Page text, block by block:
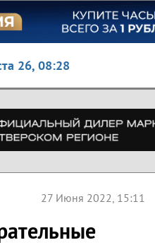
26,08:28
27 Июня 2022, 15:11